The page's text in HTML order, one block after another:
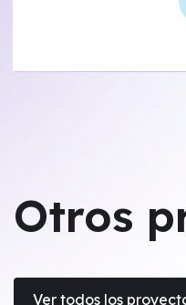
Otros
Ver todos los